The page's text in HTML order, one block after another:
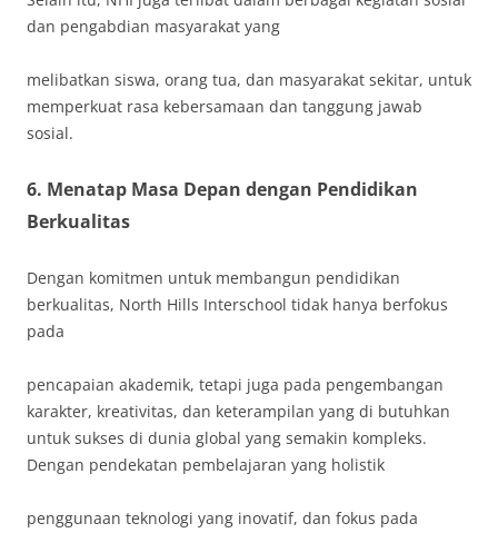
dan pengabdian masyarakat yang
melibatkan siswa, orang tua, dan masyarakat sekitar, untuk
memperkuat rasa kebersamaan dan tanggung jawab
sosial.
6. Menatap Masa Depan dengan Pendidikan
Berkualitas
Dengan komitmen untuk membangun pendidikan
berkualitas, North Hills Interschool tidak hanya berfokus
pada
pencapaian akademik, tetapi juga pada pengembangan
karakter, kreativitas, dan keterampilan yang di butuhkan
untuk sukses di dunia global yang semakin kompleks.
Dengan pendekatan pembelajaran yang holistik
penggunaan teknologi yang inovatif, dan fokus pada